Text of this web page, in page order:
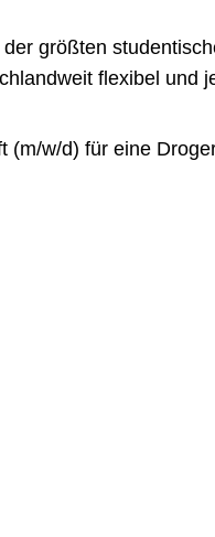
größten
flexibel und
(m/w/d) für eine